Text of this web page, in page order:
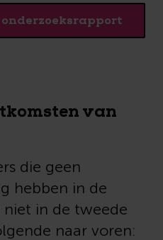
onderzoeksrapport
van
die geen
hebben in de
in de tweede
naar voren: